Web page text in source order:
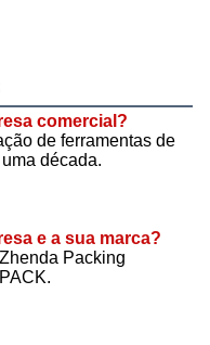
comercial?
de ferramentas de
década.
e a sua marca?
Packing